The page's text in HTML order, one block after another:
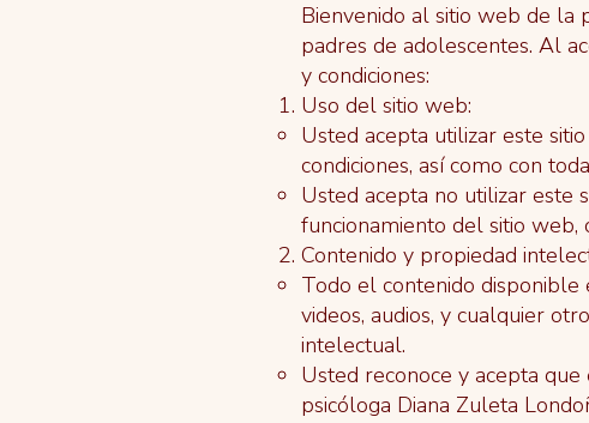
Bienvenido al sitio web de la
padres de adolescentes. Al
y condiciones:
Uso del sitio web:
Usted acepta utilizar este
condiciones, así como con
Usted acepta no utilizar este
funcionamiento del sitio
Contenido y propiedad
Todo el contenido disponible
videos, audios, y cualquier
intelectual.
Usted reconoce y acepta
psicóloga Diana Zuleta